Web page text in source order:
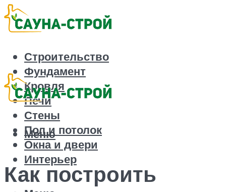
Строительство
Фундамент
Кровля
Печи
Стены
Пол и потолок
Окна и двери
Интерьер
Меню
Как построить